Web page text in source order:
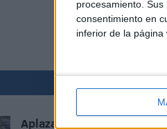
procesamiento.
consentimiento en
inferior de la página
Aplazado el amistoso entre